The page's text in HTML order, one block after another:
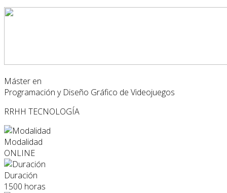
Máster en
Programación y Diseño Gráfico de Videojuegos
RRHH TECNOLOGÍA
Modalidad
ONLINE
Duración
1500 horas